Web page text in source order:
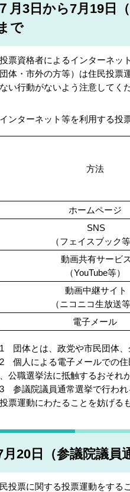
７月3日から7月19日
で
票資格者によるインターネッ
団体・市外の方等）は住民投
い行動がないよう注意してく
ンターネット等を利用する投
方法
ホームページ
SNS
（フェイスブック等
動画共有サービス
（YouTube等）
動画中継サイト
（ニコニコ生放送等
電子メール
団体とは、政党や市民団体、
個人による電子メールでの住
公職選挙法に抵触するおそれ
参議院議員通常選挙で行われ
票運動にわたることを妨げる
月20日（参議院議員
投票に関する投票運動をする